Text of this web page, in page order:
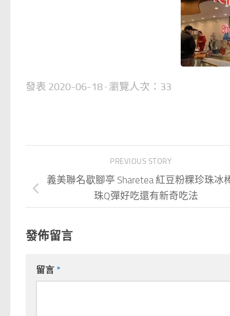
發表 2020-06-18 · 瀏覽人次：33
PREVIOUS STORY
義美聯名歇腳亭 Sharetea 紅豆粉粿珍珠冰
珠Q彈好吃還有新奇吃法
發佈留言
留言 *